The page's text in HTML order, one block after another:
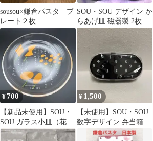
sousou×鎌倉パスタ プ
レート２枚
SOU・SOU デザイン か
らあげ皿 磁器製 2枚セ
ット
¥700
【新品未使用】SOU・
SOU ガラス小皿（花
柄）
¥ 1,500
【未使用】SOU・SOU
数字デザイン 弁当箱